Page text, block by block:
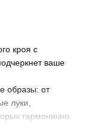
кроя с
ваше
образы: от
луки,
гармонично